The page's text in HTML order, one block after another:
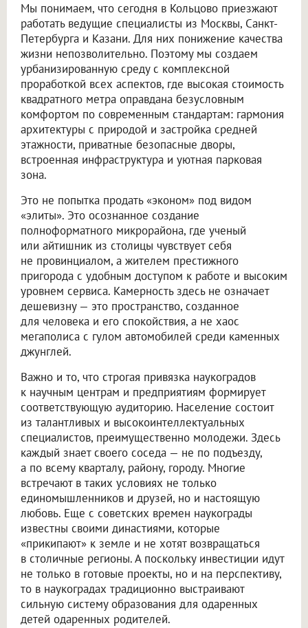
Мы понимаем, что сегодня в Кольцово приезжают
работать ведущие специалисты из Москвы, Санкт-
Петербурга и Казани. Для них понижение качества
жизни непозволительно. Поэтому мы создаем
урбанизированную среду с комплексной
проработкой всех аспектов, где высокая стоимость
квадратного метра оправдана безусловным
комфортом по современным стандартам: гармония
архитектуры с природой и застройка средней
этажности, приватные безопасные дворы,
встроенная инфраструктура и уютная парковая
зона.
Это не попытка продать «эконом» под видом
«элиты». Это осознанное создание
полноформатного микрорайона, где ученый
или айтишник из столицы чувствует себя
не провинциалом, а жителем престижного
пригорода с удобным доступом к работе и высоким
уровнем сервиса. Камерность здесь не означает
дешевизну — это пространство, созданное
для человека и его спокойствия, а не хаос
мегаполиса с гулом автомобилей среди каменных
джунглей.
Важно и то, что строгая привязка наукоградов
к научным центрам и предприятиям формирует
соответствующую аудиторию. Население состоит
из талантливых и высокоинтеллектуальных
специалистов, преимущественно молодежи. Здесь
каждый знает своего соседа — не по подъезду,
а по всему кварталу, району, городу. Многие
встречают в таких условиях не только
единомышленников и друзей, но и настоящую
любовь. Еще с советских времен наукограды
известны своими династиями, которые
«прикипают» к земле и не хотят возвращаться
в столичные регионы. А поскольку инвестиции идут
не только в готовые проекты, но и на перспективу,
то в наукоградах традиционно выстраивают
сильную систему образования для одаренных
детей одаренных родителей.